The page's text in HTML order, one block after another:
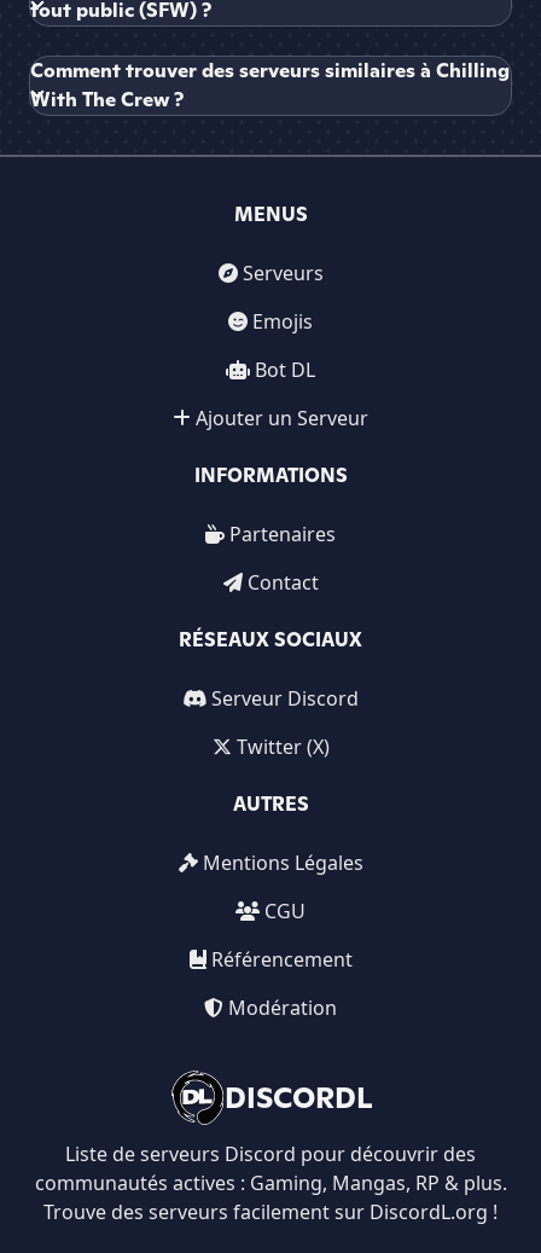
tout public (SFW) ?
Comment trouver des serveurs similaires à Chilling
With The Crew ?
DISCORDL
Liste de serveurs Discord pour découvrir des
communautés actives : Gaming, Mangas, RP & plus.
Trouve des serveurs facilement sur DiscordL.org !
MENUS
Serveurs
Emojis
Bot DL
Ajouter un Serveur
INFORMATIONS
Partenaires
Contact
RÉSEAUX SOCIAUX
Serveur Discord
Twitter (X)
AUTRES
Mentions Légales
CGU
Référencement
Modération